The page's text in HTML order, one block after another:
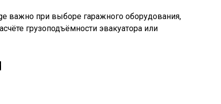
важно при выборе гаражного оборудования,
грузоподъёмности эвакуатора или